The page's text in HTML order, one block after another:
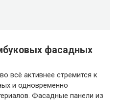
фасадных
всё активнее стремится к
и одновременно
Фасадные панели из